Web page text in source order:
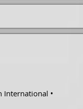
International